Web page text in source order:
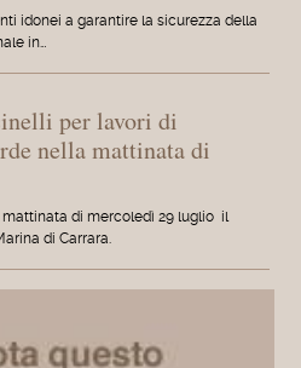
idonei a garantire la sicurezza della
in…
per lavori di
nella mattinata di
di mercoledì 29 luglio il
di Carrara.